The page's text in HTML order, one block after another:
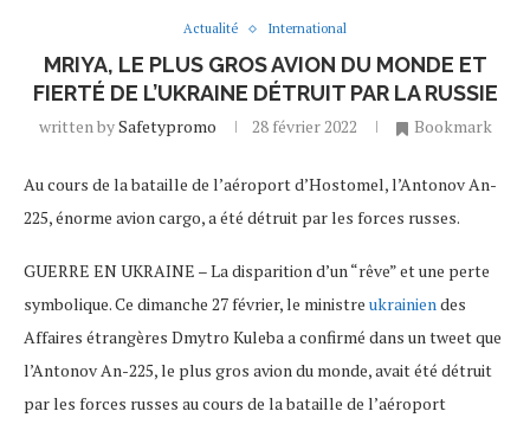
Actualité International
MRIYA, LE PLUS GROS AVION DU MONDE ET
FIERTÉ DE L’UKRAINE DÉTRUIT PAR LA RUSSIE
written bySafetypromo 28 février 2022 Bookmark
Au cours de la bataille de l’aéroport d’Hostomel, l’Antonov An-
225, énorme avion cargo, a été détruit par les forces russes.
GUERRE EN UKRAINE – La disparition d’un “rêve” et une perte
symbolique. Ce dimanche 27 février, le ministre ukrainiendes
Affaires étrangères Dmytro Kuleba a confirmé dans un tweet que
l’Antonov An-225, le plus gros avion du monde, avait été détruit
par les forces russes au cours de la bataille de l’aéroport